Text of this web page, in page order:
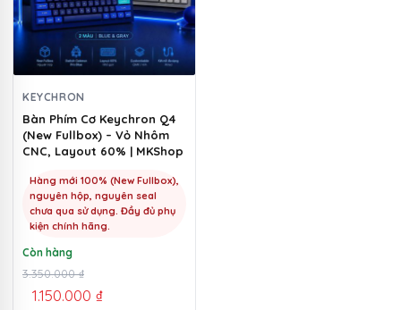
KEYCHRON
Bàn Phím Cơ Keychron Q4
(New Fullbox) – Vỏ Nhôm
CNC, Layout 60% | MKShop
Hàng mới 100% (New Fullbox),
nguyên hộp, nguyên seal
chưa qua sử dụng. Đầy đủ phụ
kiện chính hãng.
Còn hàng
3.350.000₫
Giá
gốc
1.150.000 ₫
Giá
hiện
biến
thể.
Các
tùy
chọn
có
thể
được
chọn
trên
trang
sản
phẩm